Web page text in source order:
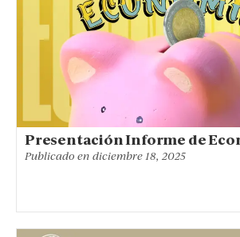
Presentación Informe de
Publicado en diciembre 18, 2025